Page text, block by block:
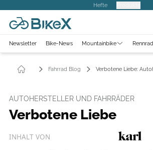
Hefte
Newsletter Bike-News Mountainbike Rennrad
Fahrrad Blog Verbotene Liebe:
AUTOHERSTELLER UND FAHRRÄDER
Verbotene Liebe
INHALT VON